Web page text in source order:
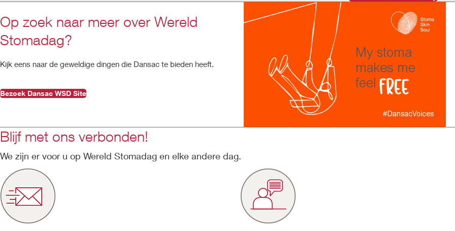
Op zoek naar meer over Wereld
Stomadag?
Kijk eens naar de geweldige dingen die Dansac te bieden heeft.
Bezoek Dansac WSD Site
Blijf met ons verbonden!
We zijn er voor u op Wereld Stomadag en elke andere dag.